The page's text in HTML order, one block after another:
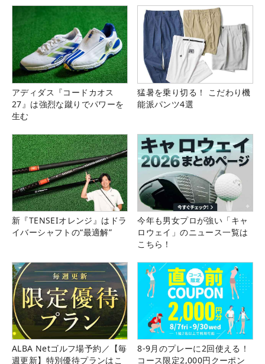
アディダス『コードカオス
27』は強烈な蹴りでパワーを
生む
猛暑を乗り切る！ こだわり機
能派パンツ4選
新『TENSEIオレンジ』はドラ
イバーシャフトの“最適解”
今年も男女プロが強い「キャ
ロウェイ」のニュース一覧は
こちら！
ALBA Netゴルフ場予約／【毎
週更新】特別優待プランはこ
8-9月のプレーに2回使える！
コース限定2,000円クーポン